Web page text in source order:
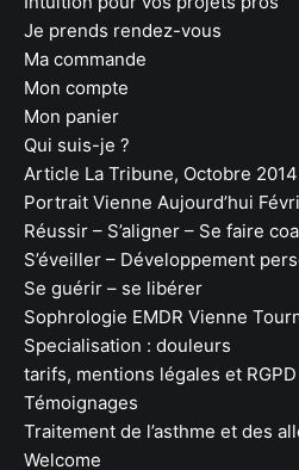
Je prends rendez-vous
Ma commande
Mon compte
Mon panier
Qui suis-je ?
Article La Tribune, Octobre 2014
Portrait Vienne Aujourd’hui
Réussir – S’aligner – Se faire
S’éveiller – Développement
Se guérir – se libérer
Sophrologie EMDR Vienne
Specialisation : douleurs
tarifs, mentions légales et RGPD
Témoignages
Traitement de l’asthme et des
Welcome